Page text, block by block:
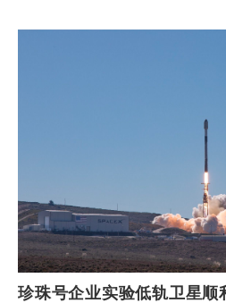
珍珠号企业实验低轨卫星